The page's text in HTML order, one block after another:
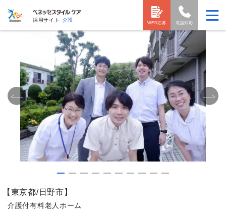
採用サイト 介護
電話対応
WEB応募
【東京都/日野市】
介護付有料老人ホーム